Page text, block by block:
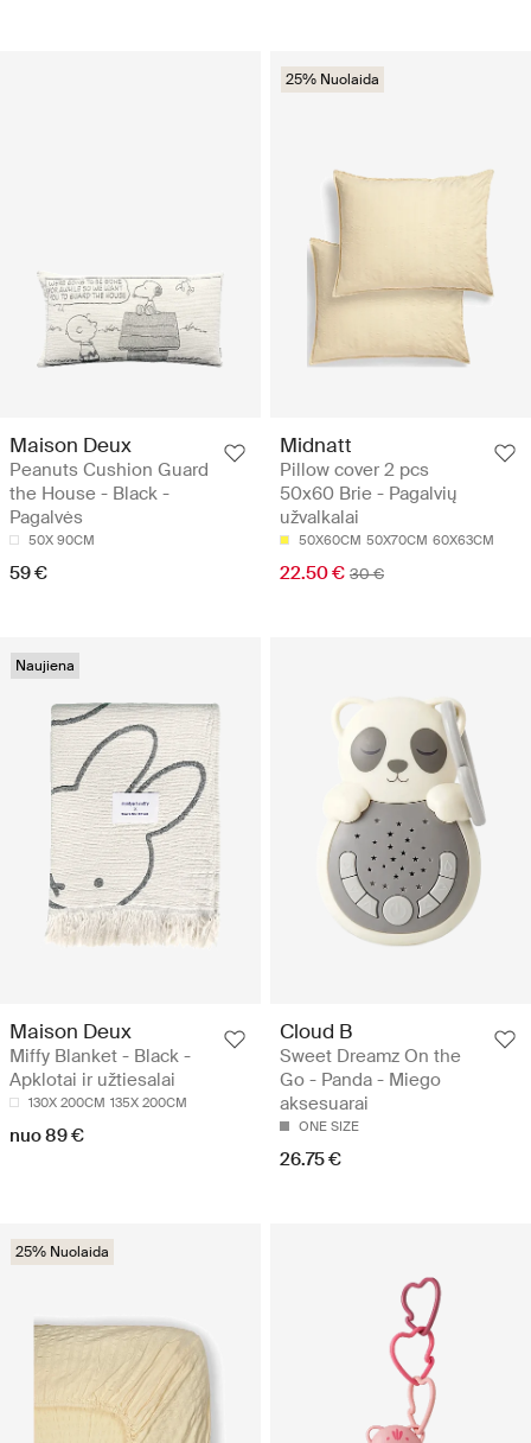
Maison Deux
Peanuts Cushion Guard
the House - Black -
Pagalvės
50X 90CM
59 €
25% Nuolaida
Midnatt
Pillow cover 2 pcs
50x60 Brie - Pagalvių
užvalkalai
50X60CM 50X70CM 60X63CM
22.50 € 30 €
Naujiena
Maison Deux
Miffy Blanket - Black -
Apklotai ir užtiesalai
130X 200CM 135X 200CM
nuo 89 €
Cloud B
Sweet Dreamz On the
Go - Panda - Miego
aksesuarai
ONE SIZE
26.75 €
25% Nuolaida